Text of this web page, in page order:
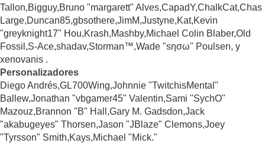
Tallon,Bigguy,Bruno "margarett" Alves,CapadY,ChalkCat,Chas
Large,Duncan85,gbsothere,JimM,Justyne,Kat,Kevin
"greyknight17" Hou,Krash,Mashby,Michael Colin Blaber,Old
Fossil,S-Ace,shadav,Storman™,Wade "sησω" Poulsen, y
xenovanis .
Personalizadores
Diego Andrés,GL700Wing,Johnnie "TwitchisMental"
Ballew,Jonathan "vbgamer45" Valentin,Sami "SychO"
Mazouz,Brannon "B" Hall,Gary M. Gadsdon,Jack
"akabugeyes" Thorsen,Jason "JBlaze" Clemons,Joey
"Tyrsson" Smith,Kays,Michael "Mick."